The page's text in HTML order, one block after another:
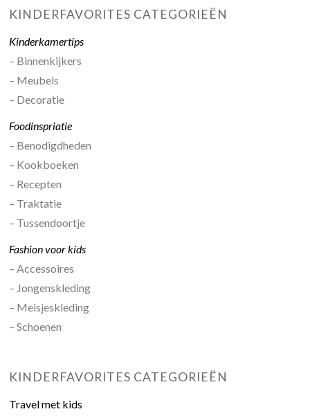
KINDERFAVORITES CATEGORIEËN
Kinderkamertips
– Binnenkijkers
– Meubels
– Decoratie
Foodinspriatie
– Benodigdheden
– Kookboeken
– Recepten
– Traktatie
– Tussendoortje
Fashion voor kids
– Accessoires
– Jongenskleding
– Meisjeskleding
– Schoenen
KINDERFAVORITES CATEGORIEËN
Travel met kids